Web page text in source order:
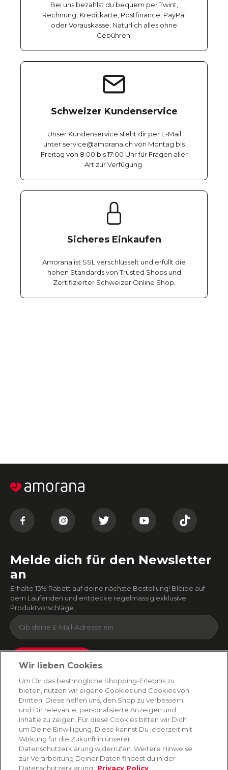
Bei uns bezahlst du bequem per Twint,
Rechnung, Kreditkarte, Postfinance, PayPal
oder Vorauskasse. Natürlich alles ohne
Gebühren.
Schweizer Kundenservice
Unser Kundenservice steht dir per E-Mail
unter service@amorana.ch von Montag bis
Freitag von 8:00 bis 17:00 Uhr für Fragen aller
Art zur Verfügung.
Sicheres Einkaufen
Amorana ist SSL verschlüsselt und erfüllt die
hohen Standards von Trusted Shops und
Zertifizierter Schweizer Online Shop.
Melde dich für den Newsletter
an
Erhalte 15% Rabatt auf deine nächste Bestellung! Bleibe auf
dem Laufenden und entdecke regelmässig exklusive
Produktvorschläge.
Absenden
Du kannst dich jederzeit von unserem Newsletter abmelden. Indem du fortfährst, stimmst
du unseren E-Mail-Bedingungenund Datenschutzbestimmungen zu
AMORANA
MARKEN
Wir lieben Cookies
Um Dir das bestmögliche Shopping-Erlebnis zu
bieten, nutzen wir eigene Cookies und Cookies von
Dritten. Diese helfen uns, den Shop zu verbessern
und Dir relevante, personalisierte Anzeigen und
Inhalte zu zeigen. Für diese Cookies bitten wir Dich
um Deine Einwilligung. Diese kannst Du jederzeit mit
Wirkung für die Zukunft in unserer
Datenschutzerklärung widerrufen. Weitere Hinweise
zur Verarbeitung Deiner Daten findest du in der
Datenschutzerklärung.
Privacy Policy